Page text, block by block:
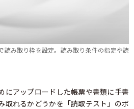
読み取り枠を設定。読み取り条件の指定や読
にアップロードした帳票や書類に手書
取れるかどうかを「読取テスト」のボ